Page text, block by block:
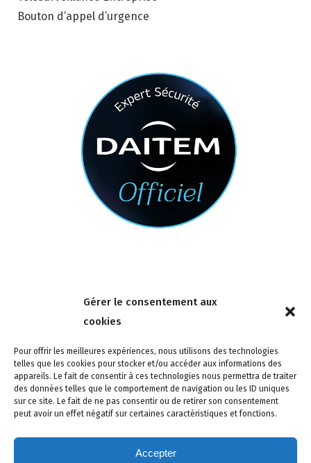
Gérer le consentement aux
cookies
Pour offrir les meilleures expériences, nous utilisons des technologies
telles que les cookies pour stocker et/ou accéder aux informations des
appareils. Le fait de consentir à ces technologies nous permettra de traiter
des données telles que le comportement de navigation ou les ID uniques
sur ce site. Le fait de ne pas consentir ou de retirer son consentement
peut avoir un effet négatif sur certaines caractéristiques et fonctions.
Accepter
Bouton d’appel d’urgence
4 rue de la Tour 85150 Les Achards